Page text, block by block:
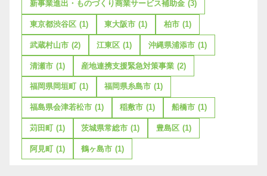
新事業進出・ものづくり商業サービス補助金 (3)
東京都渋谷区 (1) 東大阪市 (1) 柏市 (1)
武蔵村山市 (2) 江東区 (1) 沖縄県浦添市 (1)
清瀬市 (1) 産地連携支援緊急対策事業 (2)
福岡県岡垣町 (1) 福岡県糸島市 (1)
福島県会津若松市 (1) 稲敷市 (1) 船橋市 (1)
苅田町 (1) 茨城県常総市 (1) 豊島区 (1)
阿見町 (1) 鶴ヶ島市 (1)